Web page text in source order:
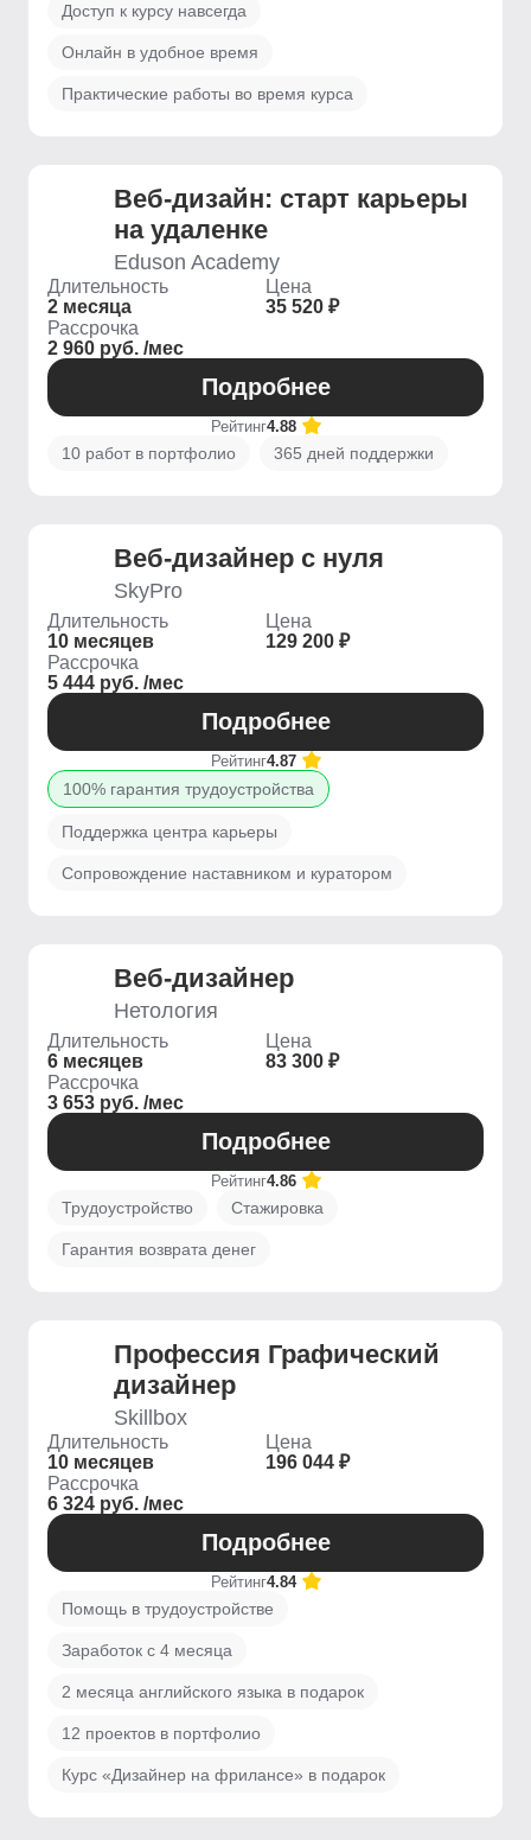
Доступ к курсу навсегда
Онлайн в удобное время
Практические работы во время курса
Веб-дизайн: старт карьеры
на удаленке
Eduson Academy
Длительность
2 месяца
Цена
35 520 ₽
Рассрочка
2 960 руб. /мес
Подробнее
Рейтинг4.88
10 работ в портфолио 365 дней поддержки
Веб-дизайнер с нуля
SkyPro
Длительность
10 месяцев
Цена
129 200 ₽
Рассрочка
5 444 руб. /мес
Подробнее
Рейтинг4.87
100% гарантия трудоустройства
Поддержка центра карьеры
Сопровождение наставником и куратором
Веб-дизайнер
Нетология
Длительность
6 месяцев
Цена
83 300 ₽
Рассрочка
3 653 руб. /мес
Подробнее
Рейтинг4.86
Трудоустройство Стажировка
Гарантия возврата денег
Профессия Графический
дизайнер
Skillbox
Длительность
10 месяцев
Цена
196 044 ₽
Рассрочка
6 324 руб. /мес
Подробнее
Рейтинг4.84
Помощь в трудоустройстве
Заработок с 4 месяца
2 месяца английского языка в подарок
12 проектов в портфолио
Курс «Дизайнер на фрилансе» в подарок